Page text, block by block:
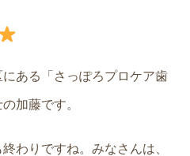
ある「さっぽろプロケア歯
加藤です。
わりですね。みなさんは、